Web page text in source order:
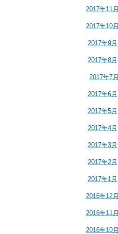
2017年11月
2017年10月
2017年9月
2017年8月
2017年7月
2017年6月
2017年5月
2017年4月
2017年3月
2017年2月
2017年1月
2016年12月
2016年11月
2016年10月